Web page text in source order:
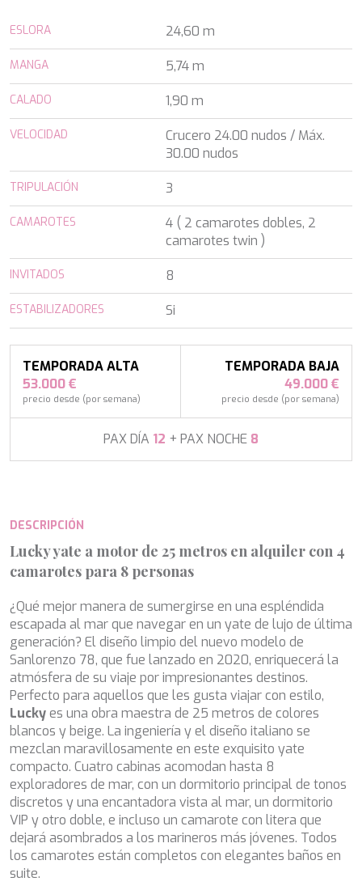
ESLORA 24,60 m
MANGA 5,74 m
CALADO 1,90 m
VELOCIDAD
Crucero 24.00 nudos / Máx.
30.00 nudos
TRIPULACIÓN 3
CAMAROTES
4 ( 2 camarotes dobles, 2
camarotes twin )
INVITADOS 8
ESTABILIZADORES Si
TEMPORADA ALTA
53.000 €
precio desde (por semana)
TEMPORADA BAJA
49.000 €
precio desde (por semana)
PAX DÍA 12 + PAX NOCHE 8
DESCRIPCIÓN
Lucky yate a motor de 25 metros en alquiler con 4
camarotes para 8 personas
¿Qué mejor manera de sumergirse en una espléndida
escapada al mar que navegar en un yate de lujo de última
generación? El diseño limpio del nuevo modelo de
Sanlorenzo 78, que fue lanzado en 2020, enriquecerá la
atmósfera de su viaje por impresionantes destinos.
Perfecto para aquellos que les gusta viajar con estilo,
Luckyes una obra maestra de 25 metros de colores
blancos y beige. La ingeniería y el diseño italiano se
mezclan maravillosamente en este exquisito yate
compacto. Cuatro cabinas acomodan hasta 8
exploradores de mar, con un dormitorio principal de tonos
discretos y una encantadora vista al mar, un dormitorio
VIP y otro doble, e incluso un camarote con litera que
dejará asombrados a los marineros más jóvenes. Todos
los camarotes están completos con elegantes baños en
suite.
ALENA
ALFA MARIO
ALICE
ALOIA 80
ALTEYA
ALVIUM
AMADA MIA
ANAVI
ANDILIS
ANETTA
ANGRA TOO
ANIMA II
ANIMA MARIS
ANKA
ANNABEL II
ANOTHER ONE
ANTHEYA III
APHAEA
AQUA LIBRA
AQUAVISTA
AQUILA
ARION
ASLEC 4
ATLANTIC
AURA I
B.A.13
B4
BABY I
BACCARAT
BAGHEERA
BARACUDA VALLETTA
BARRACUDA III
BELLEZZA
BELUGA
BENITA BLUE
BEST OFF
BEYOND
BLACK LION
BLACK PEARL
BLACK PEARL II
BLEU DE NIMES
BLUE HEAVEN
Francia
Turquía
Grecia
Croacia
Baleares
Caribe & Bahamas
Caribe & Bahamas
Italia
Croacia
Océano Índico
Turquía
Italia
Turquía
Italia
Croacia
Turquía
Modificar cookies
Técnicas y funcionales Siempre activas
Este sitio web utiliza Cookies propias para recopilar
información con la finalidad de mejorar nuestros servicios.
Si continua navegando, supone la aceptación de la
instalación de las mismas. El usuario tiene la posibilidad
de configurar su navegador pudiendo, si así lo desea,
impedir que sean instaladas en su disco duro, aunque
deberá tener en cuenta que dicha acción podrá ocasionar
dificultades de navegación de la página web.
Analíticas y personalización
Permiten realizar el seguimiento y análisis del
comportamiento de los usuarios de este sitio web. La
información recogida mediante este tipo de cookies se
utiliza en la medición de la actividad de la web para la
elaboración de perfiles de navegación de los usuarios con
el fin de introducir mejoras en función del análisis de los
datos de uso que hacen los usuarios del servicio. Permiten